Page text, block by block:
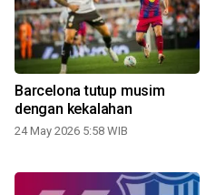
Barcelona tutup musim
dengan kekalahan
24 May 2026 5:58 WIB